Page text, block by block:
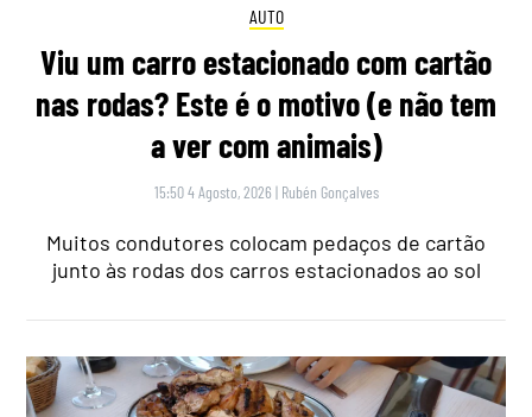
AUTO
Viu um carro estacionado com cartão
nas rodas? Este é o motivo (e não tem
a ver com animais)
15:50 4 Agosto, 2026 | Rubén Gonçalves
Muitos condutores colocam pedaços de cartão
junto às rodas dos carros estacionados ao sol